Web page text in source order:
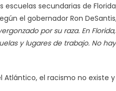
secundarias de
el gobernador Ron
por su raza. En
y lugares de trabajo. No
Atlántico, el racismo no existe